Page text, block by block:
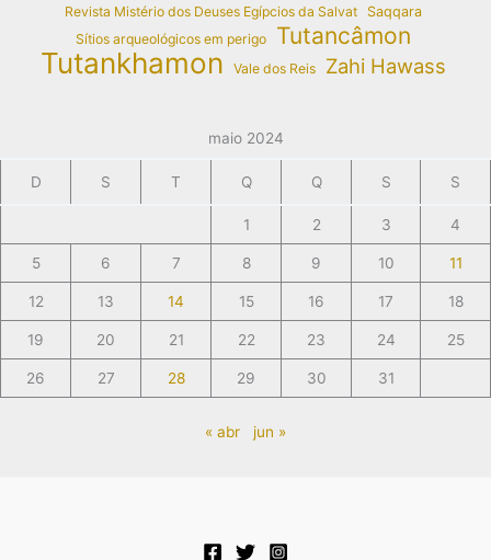
Revista Mistério dos Deuses Egípcios da Salvat
Saqqara
Sítios arqueológicos em perigo
Tutancâmon
Tutankhamon Vale dos Reis Zahi Hawass
maio 2024
D S T Q Q S S
1 2 3 4
5 6 7 8 9 10 11
12 13 14 15 16 17 18
19 20 21 22 23 24 25
26 27 28 29 30 31
« abr jun »